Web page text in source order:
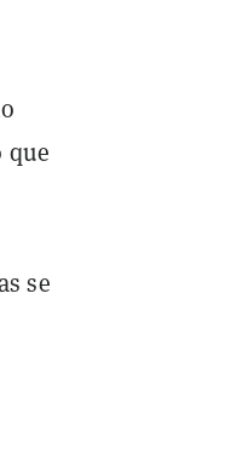
que
se